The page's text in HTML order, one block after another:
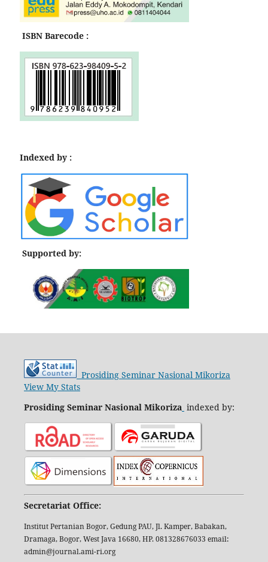
ISBN Barecode :
Indexed by :
Supported by:
Prosiding Seminar Nasional Mikoriza
View My Stats
Prosiding Seminar Nasional Mikoriza indexed by:
Secretariat Office:
Institut Pertanian Bogor, Gedung PAU, Jl. Kamper, Babakan,
Dramaga, Bogor, West Java 16680, HP. 081328676033 email:
admin@journal.ami-ri.org